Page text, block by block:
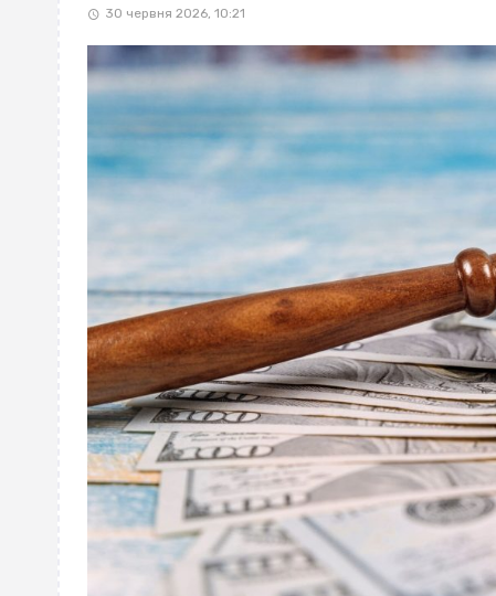
30 червня 2026, 10:21